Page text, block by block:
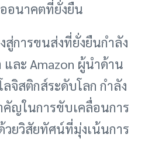
อนาคตที่ยั่งยืน
สู่การขนส่งที่ยั่งยืนกำลัง
และ Amazon ผู้นำด้าน
จิสติกส์ระดับโลก กำลัง
ญในการขับเคลื่อนการ
ยวิสัยทัศน์ที่มุ่งเน้นการ